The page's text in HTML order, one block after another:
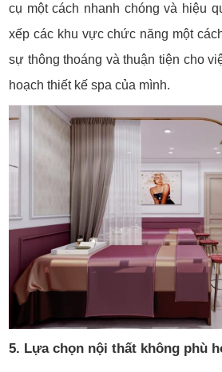
cụ một cách nhanh chóng và hiệu
xếp các khu vực chức năng một
sự thông thoáng và thuận tiện cho
hoạch thiết kế spa của mình.
5. Lựa chọn nội thất không phù